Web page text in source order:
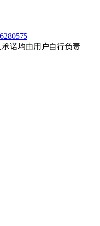
诺均由用户自行负责